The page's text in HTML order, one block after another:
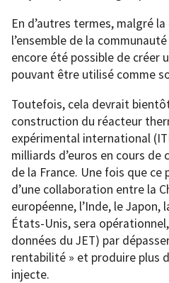
En d’autres termes, malgré
l’ensemble de la
encore été possible de créer
pouvant être utilisé comme
Toutefois, cela devrait
construction du réacteur
expérimental international
milliards d’euros en cours
de la France. Une fois que
d’une collaboration entre la
européenne, l’Inde, le Japon,
États-Unis, sera
données du JET) par
rentabilité » et produire plus
injecte.